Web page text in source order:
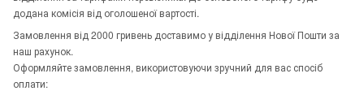
додана комісія від оголошеної вартості.
Замовлення від 2000 гривень доставимо у відділення Нової Пошти за
наш рахунок.
Оформляйте замовлення, використовуючи зручний для вас спосіб
оплати: